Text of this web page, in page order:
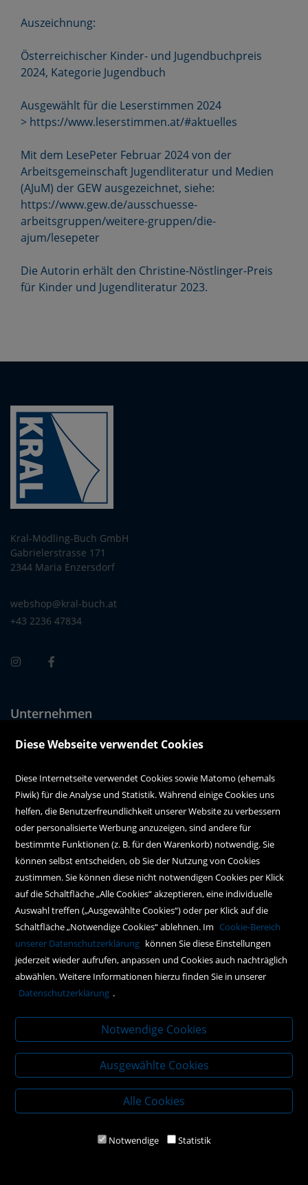
Auszeichnung:
Österreichischer Kinder- und Jugendbuchpreis
2024, Kategorie Jugendbuch
Ausgewählt für die Leserstimmen 2024
> https://www.leserstimmen.at/#aktuelles
Mit dem LesePeter Februar 2024 von der
Arbeitsgemeinschaft Jugendliteratur und Medien
(AJuM) der GEW ausgezeichnet, siehe:
https://www.gew.de/ausschuesse-
arbeitsgruppen/weitere-gruppen/die-
ajum/lesepeter
Die Autorin erhält den Christine-Nöstlinger-Preis
für Kinder und Jugendliteratur 2023.
Kral-Mödling-Buch GmbH
Gabrielerstrasse 171
2344 Maria Enzersdorf
webshop@kral-buch.at
+43 2236 47834
Unternehmen
Über uns
Kundenservice
Hilfe
Kontakt
Social Media
Policy
AGBs
Impressum
Datenschutz
2020 Kral-Buch
Diese Webseite verwendet Cookies
Diese Internetseite verwendet Cookies sowie Matomo (ehemals
Piwik) für die Analyse und Statistik. Während einige Cookies uns
helfen, die Benutzerfreundlichkeit unserer Website zu verbessern
oder personalisierte Werbung anzuzeigen, sind andere für
bestimmte Funktionen (z. B. für den Warenkorb) notwendig. Sie
können selbst entscheiden, ob Sie der Nutzung von Cookies
zustimmen. Sie können diese nicht notwendigen Cookies per Klick
auf die Schaltfläche „Alle Cookies“ akzeptieren, eine individuelle
Auswahl treffen („Ausgewählte Cookies“) oder per Klick auf die
Schaltfläche „Notwendige Cookies“ ablehnen. Im Cookie-Bereich
unserer Datenschutzerklärung können Sie diese Einstellungen
jederzeit wieder aufrufen, anpassen und Cookies auch nachträglich
abwählen. Weitere Informationen hierzu finden Sie in unserer
Datenschutzerklärung .
Notwendige Cookies
Ausgewählte Cookies
Alle Cookies
Notwendige Statistik